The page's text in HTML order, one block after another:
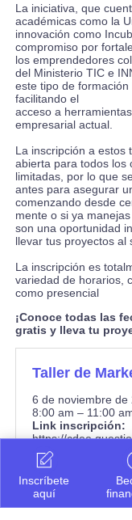
La iniciativa, que
académicas como la
innovación como
compromiso por
los emprendedores
del Ministerio TIC e
este tipo de
facilitando el
acceso a
empresarial actual.
La inscripción a estos
abierta para todos los
limitadas, por lo que
antes para asegurar
comenzando desde
mente o si ya
son una oportunidad
llevar tus proyectos al
La inscripción es
variedad de horarios,
como presencial
¡Conoce todas las
gratis y lleva tu
Taller de
6 de noviembre de
8:00 am – 11:00
Link inscripción:
https://
Taller de
Inscríbete
aquí